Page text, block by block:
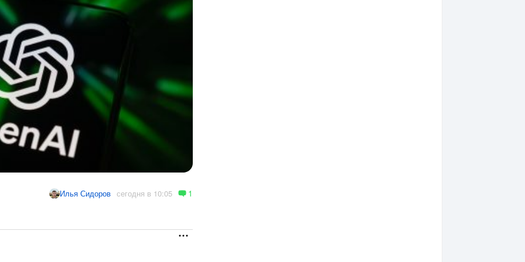
Илья Сидоров сегодня в 10:05 1